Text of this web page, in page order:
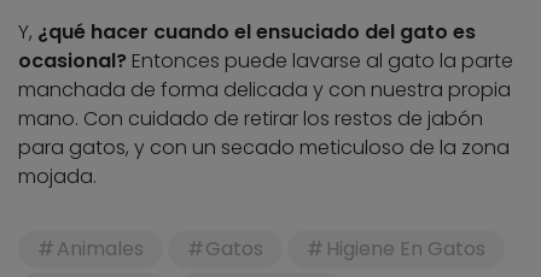
Y, ¿qué hacer cuando el ensuciado del gato es
ocasional? Entonces puede lavarse al gato la parte
manchada de forma delicada y con nuestra propia
mano. Con cuidado de retirar los restos de jabón
para gatos, y con un secado meticuloso de la zona
mojada.
Animales Gatos
Higiene En Gatos